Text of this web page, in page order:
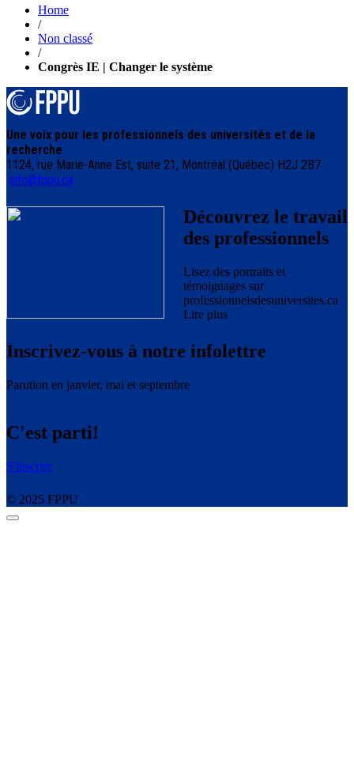
l'article
Home
/
Non classé
/
Congrès IE | Changer le système
Une voix pour les professionnels des universités et de la
recherche
1124, rue Marie-Anne Est, suite 21, Montréal (Québec) H2J 2B7
info@fppu.ca
Découvrez le travail
des professionnels
Lisez des portraits et
témoignages sur
professionnelsdesuniversites.ca
Lire plus
Inscrivez-vous à notre infolettre
Parution en janvier, mai et septembre
C'est parti!
S'inscrire
© 2025 FPPU